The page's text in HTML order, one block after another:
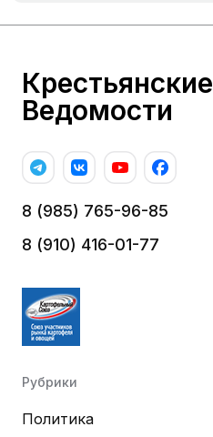
Крестьянские
Ведомости
8 (985) 765-96-85
8 (910) 416-01-77
Рубрики
Политика